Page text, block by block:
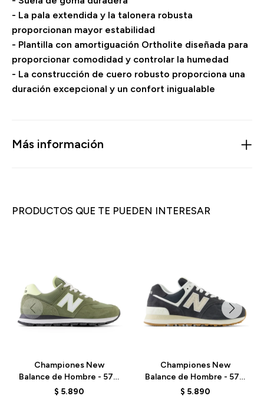
- La pala extendida y la talonera robusta
proporcionan mayor estabilidad
- Plantilla con amortiguación Ortholite diseñada para
proporcionar comodidad y controlar la humedad
- La construcción de cuero robusto proporciona una
duración excepcional y un confort inigualable
Más información
PRODUCTOS QUE TE PUEDEN INTERESAR
Championes New
Balance de Hombre - 574
- ML574DBO - DEEP
$ 5.890
Championes New
Balance de Hombre - 574
- ML574DBH - BLACK
$ 5.890